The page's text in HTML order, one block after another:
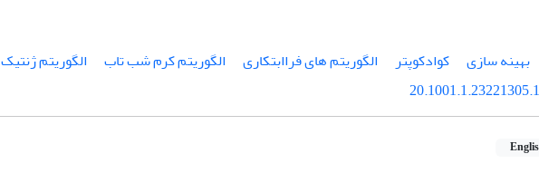
بهینه سازی کوادکوپتر الگوریتم های فراابتکاری الگوریتم کرم شب تاب
الگوریتم ژنتیک